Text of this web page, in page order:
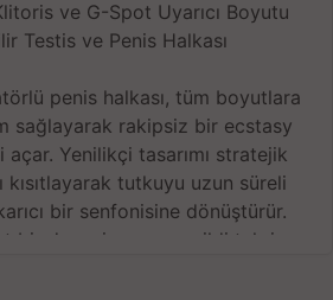
ve G-Spot Uyarıcı Boyutu
Testis ve Penis Halkası
penis halkası, tüm boyutlara
sağlayarak rakipsiz bir ecstasy
açar. Yenilikçi tasarımı stratejik
kısıtlayarak tutkuyu uzun süreli
bir senfonisine dönüştürür.
bir deneyim sunan, cildi tahriş